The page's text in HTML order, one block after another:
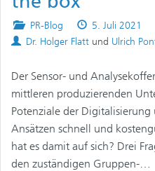
Posted
in
PR-Blog
Published
on
5. Juli 2021
Authors
Dr. Holger Flatt und Ulrich
Der Sensor- und
mittleren produzierenden
Potenziale der
Ansätzen schnell und
hat es damit auf sich? Drei
den zuständigen Gruppen-…